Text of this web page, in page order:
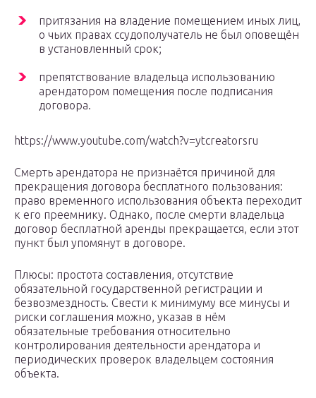
притязания на владение помещением иных лиц,
о чьих правах ссудополучатель не был оповещён
в установленный срок;
препятствование владельца использованию
арендатором помещения после подписания
договора.
https://www.youtube.com/watch?v=ytcreatorsru
Смерть арендатора не признаётся причиной для
прекращения договора бесплатного пользования:
право временного использования объекта переходит
к его преемнику. Однако, после смерти владельца
договор бесплатной аренды прекращается, если этот
пункт был упомянут в договоре.
Плюсы: простота составления, отсутствие
обязательной государственной регистрации и
безвозмездность. Свести к минимуму все минусы и
риски соглашения можно, указав в нём
обязательные требования относительно
контролирования деятельности арендатора и
периодических проверок владельцем состояния
объекта.